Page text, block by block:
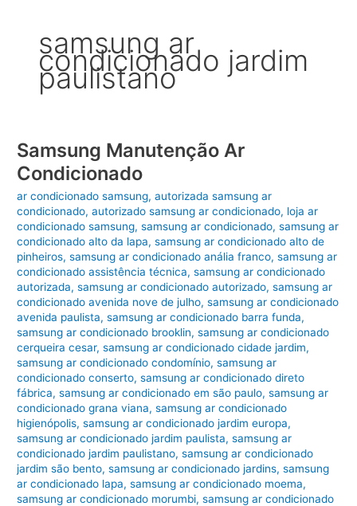
samsung ar
condicionado jardim
paulistano
Samsung Manutenção Ar
Condicionado
ar condicionado samsung,autorizada samsung ar
condicionado,autorizado samsung ar condicionado, loja ar
condicionado samsung,samsung ar condicionado,samsung ar
condicionado alto da lapa,samsung ar condicionado alto de
pinheiros,samsung ar condicionado anália franco,samsung ar
condicionado assistência técnica,samsung ar condicionado
autorizada,samsung ar condicionado autorizado,samsung ar
condicionado avenida nove de julho,samsung ar condicionado
avenida paulista,samsung ar condicionado barra funda,
samsung ar condicionado brooklin,samsung ar condicionado
cerqueira cesar,samsung ar condicionado cidade jardim,
samsung ar condicionado condomínio,samsung ar
condicionado conserto,samsung ar condicionado direto
fábrica,samsung ar condicionado em são paulo,samsung ar
condicionado grana viana,samsung ar condicionado
higienópolis,samsung ar condicionado jardim europa,
samsung ar condicionado jardim paulista,samsung ar
condicionado jardim paulistano,samsung ar condicionado
jardim são bento,samsung ar condicionado jardins,samsung
ar condicionado lapa,samsung ar condicionado moema,
samsung ar condicionado morumbi,samsung ar condicionado